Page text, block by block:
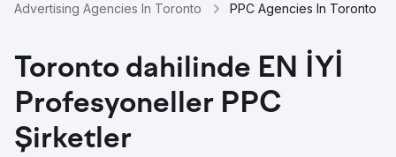
Advertising Agencies In Toronto
PPC Agencies In Toronto
Toronto dahilinde EN İYİ
Profesyoneller PPC
Şirketler